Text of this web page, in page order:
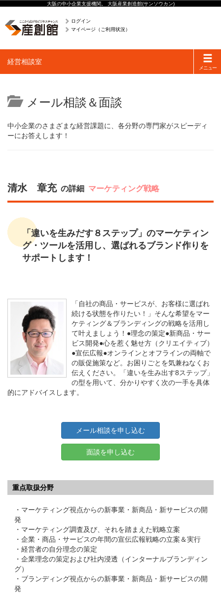
大阪の中小企業支援機関。 大阪産業創造館(サンソウカン)
ログイン
マイページ（ご利用状況）
Toggle
メニュー
経営相談室
メール相談＆面談
中小企業のさまざまな経営課題に、各分野の専門家がスピーディ
ーにお答えします！
清水 章充 の詳細 マーケティング戦略
「違いを生みだす８ステップ」のマーケティン
グ・ツールを活用し、選ばれるブランド作りを
サポートします！
「自社の商品・サービスが、お客様に選ばれ
続ける状態を作りたい！」そんな希望をマー
ケティング＆ブランディングの戦略を活用し
て叶えましょう！●理念の策定●新商品・サー
ビス開発●心を惹く魅せ方（クリエイティブ）
●宣伝広報●オンラインとオフラインの両軸で
の販促施策など。お困りごとを気兼ねなくお
伝えください。「違いを生み出す8ステップ」
の型を用いて、分かりやすく次の一手を具体
的にアドバイスします。
メール相談を申し込む
面談を申し込む
重点取扱分野
・マーケティング視点からの新事業・新商品・新サービスの開
発
・マーケティング調査及び、それを踏まえた戦略立案
・企業・商品・サービスの年間の宣伝広報戦略の立案＆実行
・経営者の自分理念の策定
・企業理念の策定および社内浸透（インターナルブランディン
グ）
・ブランディング視点からの新事業・新商品・新サービスの開
発